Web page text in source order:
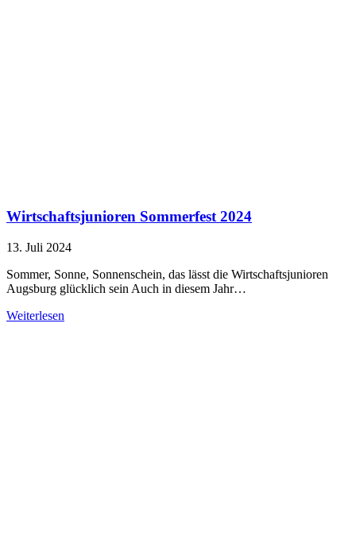
Wirtschaftsjunioren Sommerfest 2024
13. Juli 2024
Sommer, Sonne, Sonnenschein, das lässt die Wirtschaftsjunioren
Augsburg glücklich sein Auch in diesem Jahr…
Weiterlesen